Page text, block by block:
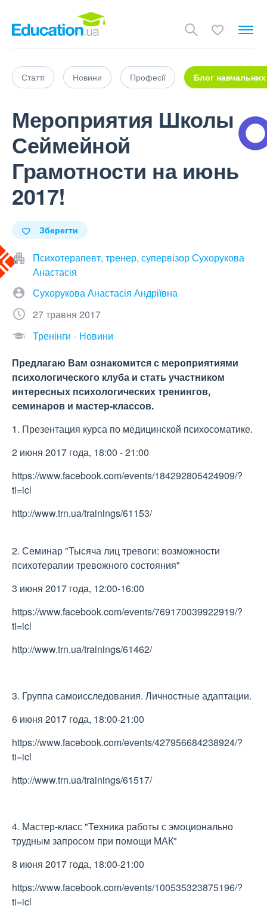
Статті Новини Професії Блог навчальних
Мероприятия Школы
Сеймейной
Грамотности на июнь
2017!
Зберегти
Психотерапевт, тренер, супервізор Сухорукова
Анастасія
Сухорукова Анастасія Андріївна
27 травня 2017
Тренінги
Новини
Предлагаю Вам ознакомится с мероприятиями
психологического клуба и стать участником
интересных психологических тренингов,
семинаров и мастер-классов.
1. Презентация курса по медицинской психосоматике.
2 июня 2017 года, 18:00 - 21:00
https://www.facebook.com/events/184292805424909/?
ti=icl
http://www.trn.ua/trainings/61153/
2. Семинар "Тысяча лиц тревоги: возможности
психотерапии тревожного состояния"
3 июня 2017 года, 12:00-16:00
https://www.facebook.com/events/769170039922919/?
ti=icl
http://www.trn.ua/trainings/61462/
3. Группа самоисследования. Личностные адаптации.
6 июня 2017 года, 18:00-21:00
https://www.facebook.com/events/427956684238924/?
ti=icl
http://www.trn.ua/trainings/61517/
4. Мастер-класс "Техника работы с эмоционально
трудным запросом при помощи МАК"
8 июня 2017 года, 18:00-21:00
https://www.facebook.com/events/100535323875196/?
ti=icl